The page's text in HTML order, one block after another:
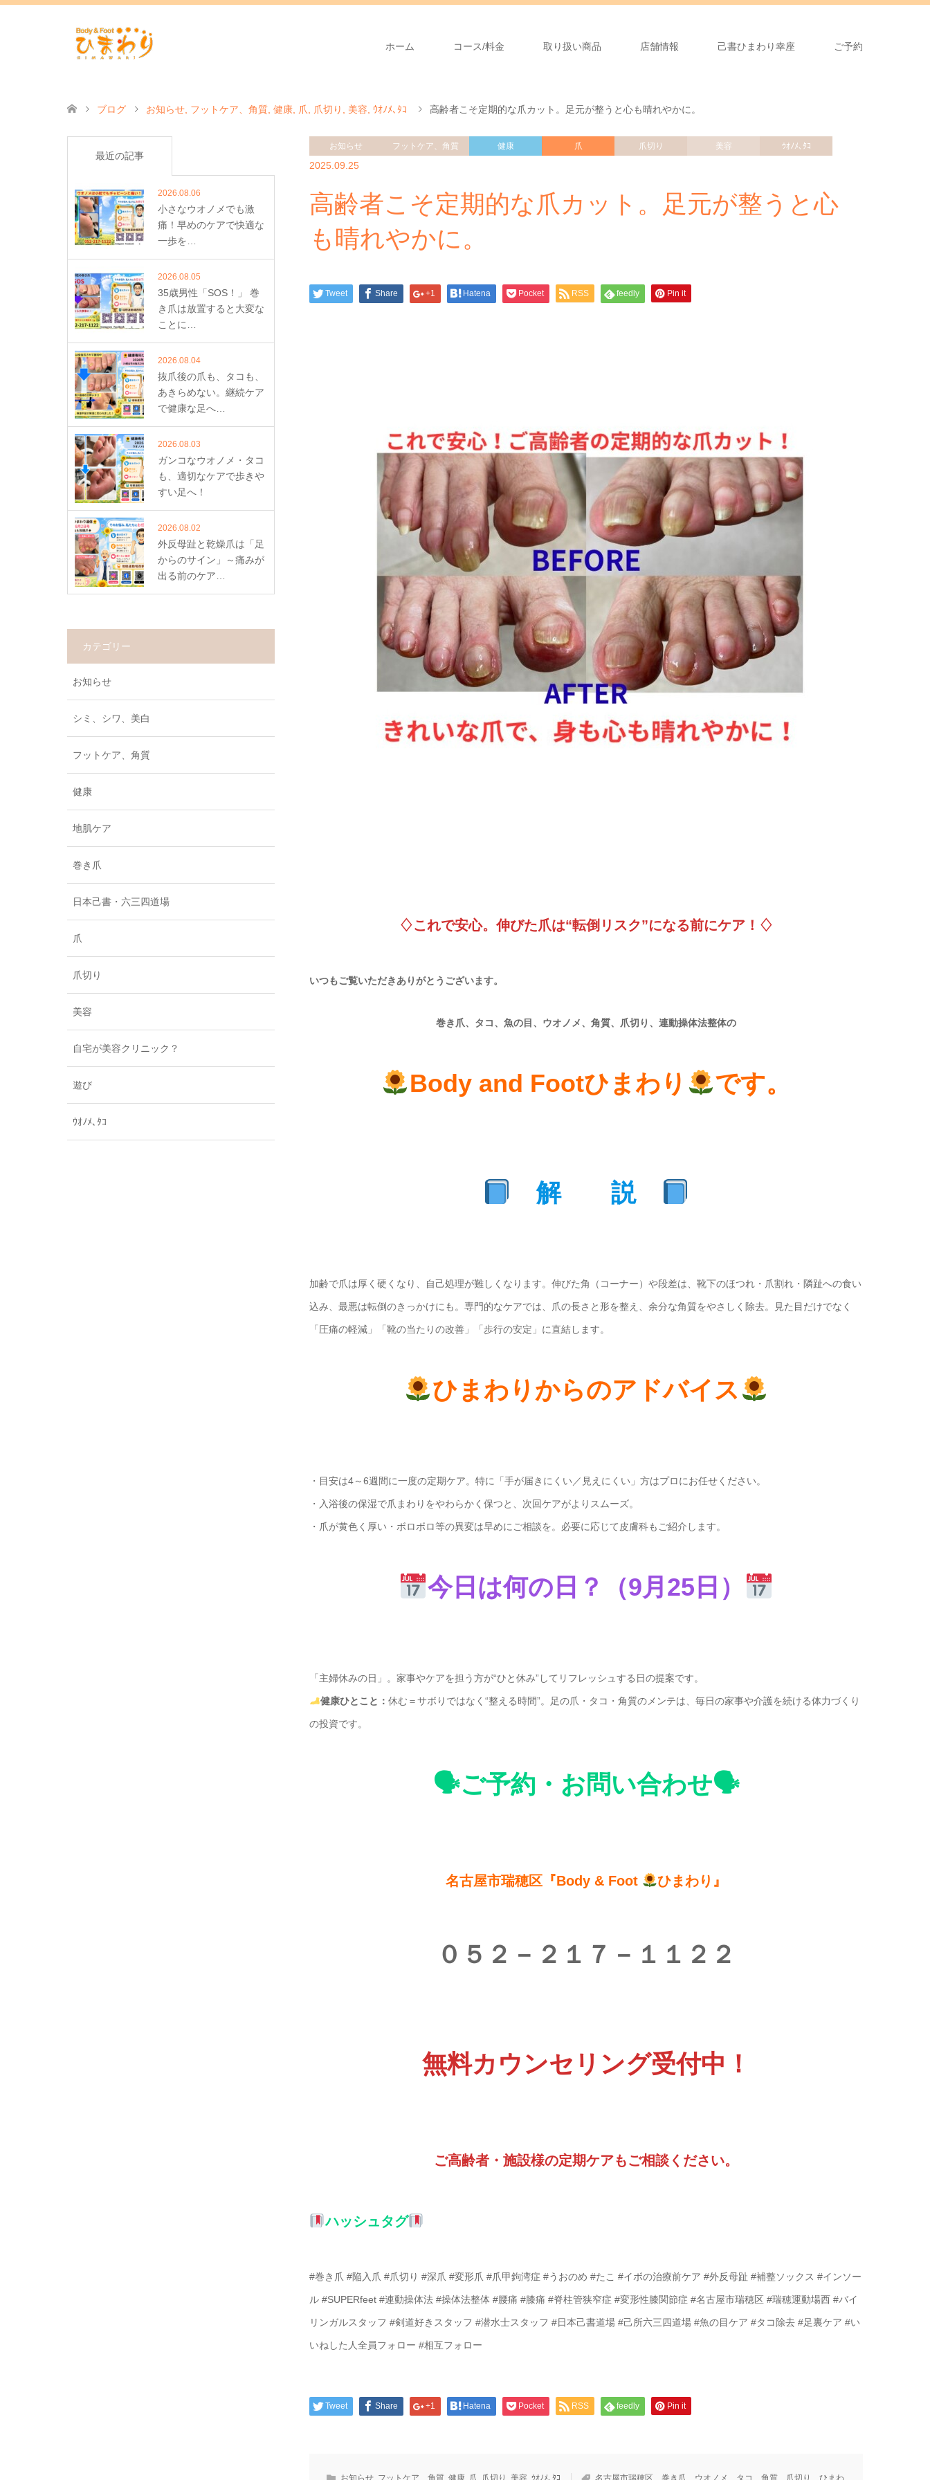
ホーム コース/料金 取り扱い商品 店舗情報 己書ひまわり幸座 ご予約
ブログ お知らせ フットケア、角質 健康 爪 爪切り 美容 ｳｵﾉﾒ､ﾀｺ 高齢者こそ定期的な爪カット。足元が整うと心も晴れやかに。
お知らせ フットケア、角質 健康 爪 爪切り 美容 ｳｵﾉﾒ､ﾀｺ
2025.09.25
高齢者こそ定期的な爪カット。足元が整うと心
も晴れやかに。
Tweet Share +1 Hatena Pocket RSS feedly Pin it
♢これで安心。伸びた爪は“転倒リスク”になる前にケア！♢
いつもご覧いただきありがとうございます。
巻き爪、タコ、魚の目、ウオノメ、角質、爪切り、連動操体法整体の
Body and Footひまわり です。
解 説
加齢で爪は厚く硬くなり、自己処理が難しくなります。伸びた角（コーナー）や段差は、靴下のほつれ・爪割れ・隣趾への食い
込み、最悪は転倒のきっかけにも。専門的なケアでは、爪の長さと形を整え、余分な角質をやさしく除去。見た目だけでなく
「圧痛の軽減」「靴の当たりの改善」「歩行の安定」に直結します。
ひまわりからのアドバイス
・目安は4～6週間に一度の定期ケア。特に「手が届きにくい／見えにくい」方はプロにお任せください。
・入浴後の保湿で爪まわりをやわらかく保つと、次回ケアがよりスムーズ。
・爪が黄色く厚い・ボロボロ等の異変は早めにご相談を。必要に応じて皮膚科もご紹介します。
今日は何の日？（9月25日）
「主婦休みの日」。家事やケアを担う方が“ひと休み”してリフレッシュする日の提案です。
健康ひとこと： 休む＝サボりではなく“整える時間”。足の爪・タコ・角質のメンテは、毎日の家事や介護を続ける体力づくり
の投資です。
🗣ご予約・お問い合わせ🗣
名古屋市瑞穂区『Body & Foot ひまわり』
０５２－２１７－１１２２
無料カウンセリング受付中！
ご高齢者・施設様の定期ケアもご相談ください。
ハッシュタグ
#巻き爪 #陥入爪 #爪切り #深爪 #変形爪 #爪甲鉤湾症 #うおのめ #たこ #イボの治療前ケア #外反母趾 #補整ソックス #インソー
ル #SUPERfeet #連動操体法 #操体法整体 #腰痛 #膝痛 #脊柱管狭窄症 #変形性膝関節症 #名古屋市瑞穂区 #瑞穂運動場西 #バイ
リンガルスタッフ #剣道好きスタッフ #潜水士スタッフ #日本己書道場 #己所六三四道場 #魚の目ケア #タコ除去 #足裏ケア #い
いねした人全員フォロー #相互フォロー
Tweet Share +1 Hatena Pocket RSS feedly Pin it
お知らせ フットケア、角質 健康 爪 爪切り 美容 ｳｵﾉﾒ､ﾀｺ 名古屋市瑞穂区、巻き爪、ウオノメ、タコ、角質、爪切り、ひまわ
最近の記事
2026.08.06
小さなウオノメでも激
痛！早めのケアで快適な
一歩を…
2026.08.05
35歳男性「SOS！」 巻
き爪は放置すると大変な
ことに…
2026.08.04
抜爪後の爪も、タコも、
あきらめない。継続ケア
で健康な足へ…
2026.08.03
ガンコなウオノメ・タコ
も、適切なケアで歩きや
すい足へ！
2026.08.02
外反母趾と乾燥爪は「足
からのサイン」～痛みが
出る前のケア…
カテゴリー
お知らせ
シミ、シワ、美白
フットケア、角質
健康
地肌ケア
巻き爪
日本己書・六三四道場
爪
爪切り
美容
自宅が美容クリニック？
遊び
ｳｵﾉﾒ､ﾀｺ